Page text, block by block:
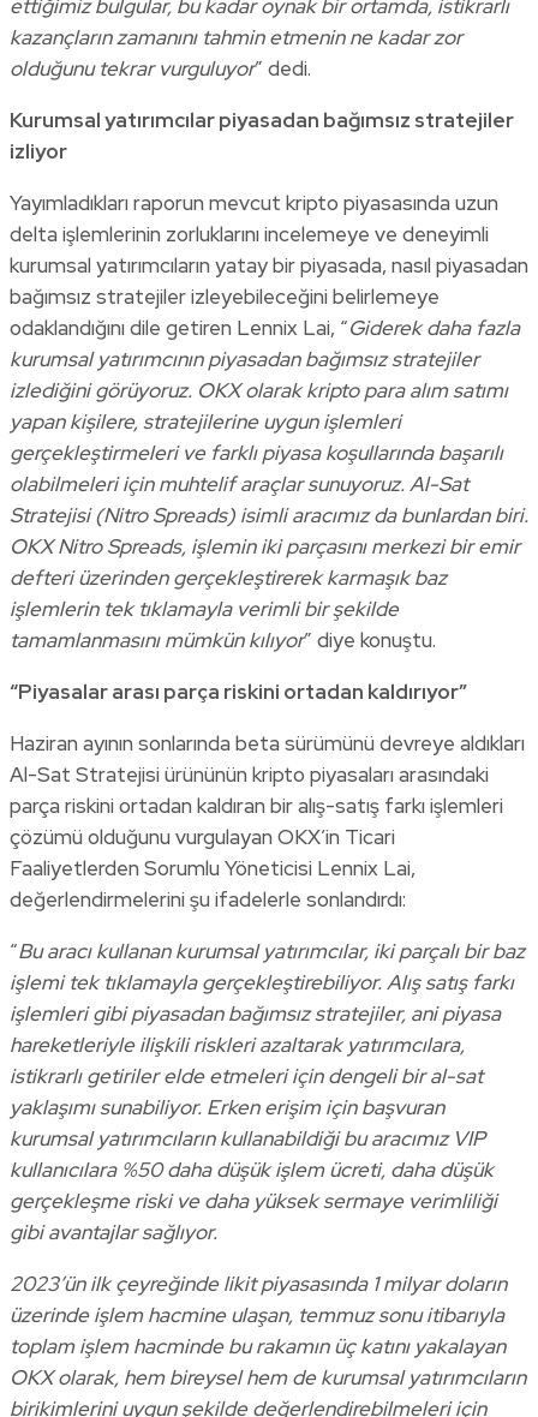
ettiğimiz bulgular, bu kadar oynak bir ortamda, istikrarlı
kazançların zamanını tahmin etmenin ne kadar zor
olduğunu tekrar vurguluyor” dedi.
Kurumsal yatırımcılar piyasadan bağımsız stratejiler
izliyor
Yayımladıkları raporun mevcut kripto piyasasında uzun
delta işlemlerinin zorluklarını incelemeye ve deneyimli
kurumsal yatırımcıların yatay bir piyasada, nasıl piyasadan
bağımsız stratejiler izleyebileceğini belirlemeye
odaklandığını dile getiren Lennix Lai, “Giderek daha fazla
kurumsal yatırımcının piyasadan bağımsız stratejiler
izlediğini görüyoruz. OKX olarak kripto para alım satımı
yapan kişilere, stratejilerine uygun işlemleri
gerçekleştirmeleri ve farklı piyasa koşullarında başarılı
olabilmeleri için muhtelif araçlar sunuyoruz. Al-Sat
Stratejisi (Nitro Spreads) isimli aracımız da bunlardan biri.
OKX Nitro Spreads, işlemin iki parçasını merkezi bir emir
defteri üzerinden gerçekleştirerek karmaşık baz
işlemlerin tek tıklamayla verimli bir şekilde
tamamlanmasını mümkün kılıyor” diye konuştu.
“Piyasalar arası parça riskini ortadan kaldırıyor”
Haziran ayının sonlarında beta sürümünü devreye aldıkları
Al-Sat Stratejisi ürününün kripto piyasaları arasındaki
parça riskini ortadan kaldıran bir alış-satış farkı işlemleri
çözümü olduğunu vurgulayan OKX’in Ticari
Faaliyetlerden Sorumlu Yöneticisi Lennix Lai,
değerlendirmelerini şu ifadelerle sonlandırdı:
“Bu aracı kullanan kurumsal yatırımcılar, iki parçalı bir baz
işlemi tek tıklamayla gerçekleştirebiliyor. Alış satış farkı
işlemleri gibi piyasadan bağımsız stratejiler, ani piyasa
hareketleriyle ilişkili riskleri azaltarak yatırımcılara,
istikrarlı getiriler elde etmeleri için dengeli bir al-sat
yaklaşımı sunabiliyor. Erken erişim için başvuran
kurumsal yatırımcıların kullanabildiği bu aracımız VIP
kullanıcılara %50 daha düşük işlem ücreti, daha düşük
gerçekleşme riski ve daha yüksek sermaye verimliliği
gibi avantajlar sağlıyor.
2023’ün ilk çeyreğinde likit piyasasında 1 milyar doların
üzerinde işlem hacmine ulaşan, temmuz sonu itibarıyla
toplam işlem hacminde bu rakamın üç katını yakalayan
OKX olarak, hem bireysel hem de kurumsal yatırımcıların
birikimlerini uygun şekilde değerlendirebilmeleri için